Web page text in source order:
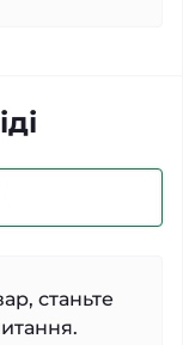
станьте